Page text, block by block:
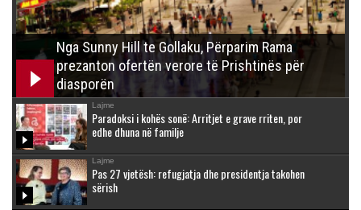
Nga Sunny Hill te Gollaku, Përparim Rama
prezanton ofertën verore të Prishtinës për
diasporën
Lajme
Paradoksi i kohës sonë: Arritjet e grave rriten, por
edhe dhuna në familje
Lajme
Pas 27 vjetësh: refugjatja dhe presidentja takohen
sërish